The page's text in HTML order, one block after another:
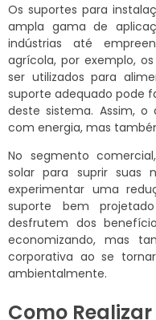
Os suportes para
ampla gama de
indústrias até
agrícola, por exemplo,
ser utilizados para
suporte adequado pode
deste sistema. Assim, o
com energia, mas
No segmento
solar para suprir suas
experimentar uma
suporte bem
desfrutem dos
economizando, mas
corporativa ao se
ambientalmente.
Como